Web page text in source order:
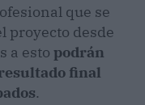
que se
proyecto desde
a esto podrán
final
.